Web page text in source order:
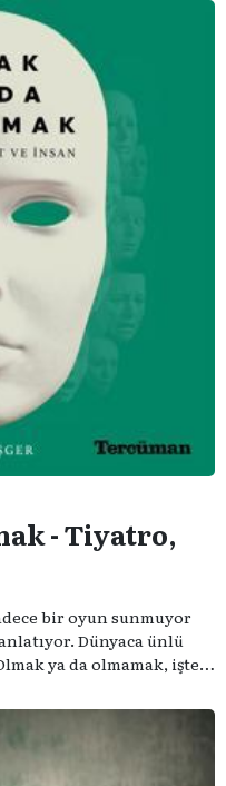
- Tiyatro,
bir oyun sunmuyor
Dünyaca ünlü
ya da olmamak, işte
isimleriyle